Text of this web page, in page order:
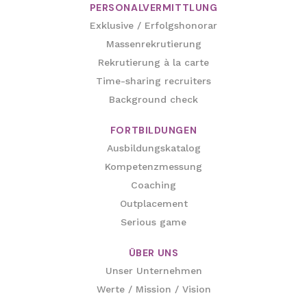
PERSONALVERMITTLUNG
Exklusive / Erfolgshonorar
Massenrekrutierung
Rekrutierung à la carte
Time-sharing recruiters
Background check
FORTBILDUNGEN
Ausbildungskatalog
Kompetenzmessung
Coaching
Outplacement
Serious game
ÜBER UNS
Unser Unternehmen
Werte / Mission / Vision